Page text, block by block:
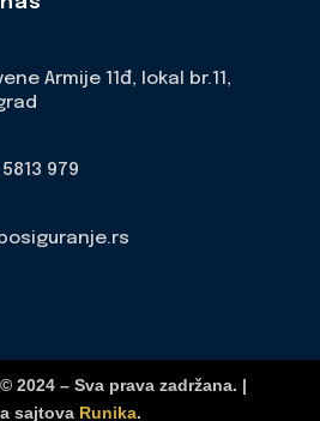
Armije 11đ, lokal br.11,
979
2024 – Sva prava zadržana. |
sajtova Runika.